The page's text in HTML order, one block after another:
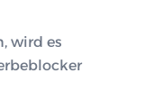
wird es